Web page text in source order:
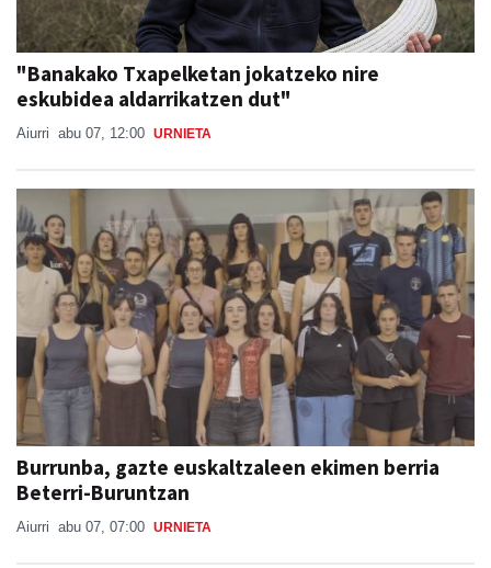
"Banakako Txapelketan jokatzeko nire
eskubidea aldarrikatzen dut"
Aiurri abu 07, 12:00 URNIETA
Burrunba, gazte euskaltzaleen ekimen berria
Beterri-Buruntzan
Aiurri abu 07, 07:00 URNIETA